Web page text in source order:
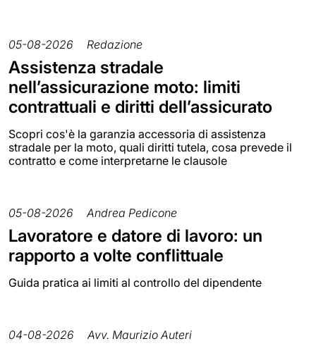
05-08-2026 Redazione
Assistenza stradale
nell’assicurazione moto: limiti
contrattuali e diritti dell’assicurato
Scopri cos'è la garanzia accessoria di assistenza
stradale per la moto, quali diritti tutela, cosa prevede il
contratto e come interpretarne le clausole
05-08-2026 Andrea Pedicone
Lavoratore e datore di lavoro: un
rapporto a volte conflittuale
Guida pratica ai limiti al controllo del dipendente
04-08-2026 Avv. Maurizio Auteri